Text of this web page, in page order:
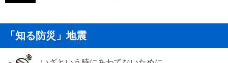
「知る防災」地震